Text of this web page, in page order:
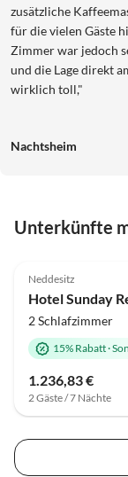
zusätzliche
für die vielen Gäste
Zimmer war jedoch
und die Lage direkt
wirklich toll,"
Nachtsheim
Unterkünfte
Neddesitz
2 Schlafzimmer
15% Rabatt·
1.236,83 €
2 Gäste / 7 Nächte